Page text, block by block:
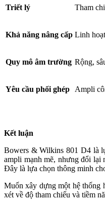
Triết lý Tham
Khả năng nâng cấp Linh
Quy mô âm trường Rộng,
Yêu cầu phối ghép Ampli
Kết luận
Bowers & Wilkins 801 D4 là
ampli mạnh mẽ, nhưng đổi lại
Đây là lựa chọn thông minh
Muốn xây dựng một hệ thống
xét về độ tham chiếu và tiềm